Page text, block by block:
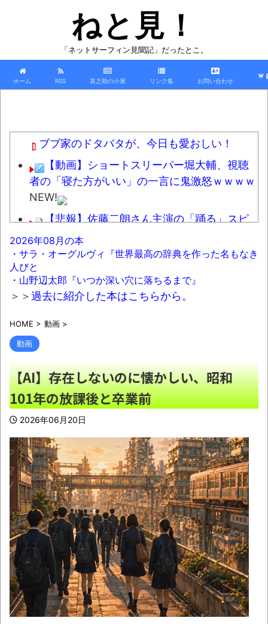
ねと見！
「ネットサーフィン見聞記」だったとこ。
ホーム RSS 甚之助の小屋 リンク集 お問い合わせ
ｗ
ブブ家のドタバタが、今日も愛おしい！
【動画】ショートスリーパー堀大輔、視聴
者の「寝た方がいい」の一言に鬼激怒ｗｗｗｗ
NEW!
【悲報】佐藤二朗さん主演の「踊る」スピ
ンオフ作品、結局撮影中止が決定
wwwwwwwwwwwwNEW!
Z世代「遅刻した時に怒ってくる上司は無
能。過ぎた事ネチネチ言っても前に進まない」
NEW!
人生終わってる派遣社員だけどこれからど
う生きていくべきかな？
「アニソンで全力で盆踊りして盛り上がる
日本人たち。伝統もオタクもこの熱量、素晴ら
しい」→女さんブチギレ「これを見て『日本の
品格が落ちた』と思いました」NEW!
だなｗｗｗｗｗNEW!
【動画】大分の海岸沿いにある「県道635号
線」は…天気が荒れると地獄と化す
NEW!
08/09NEWS!! 及川光博56歳、結婚を発表
とか 甲子園の女性審判、大誤審で炎上とか
神田明神納涼祭り2026開催、オタクの夏の風
物詩「アニソン盆踊り」大盛況とか 金ローで
二宮和也主演『8番出口』本編ノーカット＆地
上波初放送決定とかNEW!
【画像】おしゃれなイギリス酒場「当店で
2026年08月の本
・サラ・オーグルヴィ『世界最高の辞典を作った名もなき
人びと
・山野辺太郎『いつか深い穴に落ちるまで』
＞＞過去に紹介した本はこちらから。
HOME > 動画 >
動画
【AI】存在しないのに懐かしい、昭和
101年の放課後と卒業前
2026年06月20日